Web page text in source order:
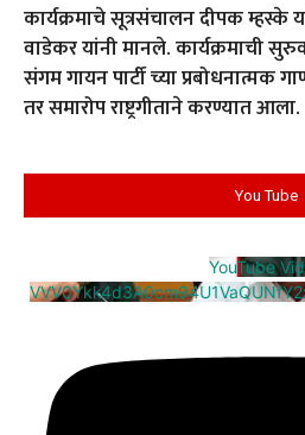
कार्यक्रमाचे सूत्रसंचालन दीपक
वाडेकर यांनी मानले. कार्यक्रमाची
संगम गायन पार्टी च्या प्रबोधनात्मक
तर समारोप राष्ट्रगीताने करण्यात आला.
You Tube
YouTube